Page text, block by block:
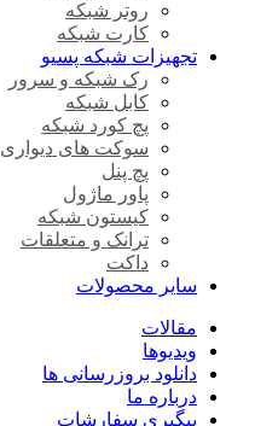
روتر شبکه
کارت شبکه
تجهیزات شبکه پسیو
رک شبکه و سرور
کابل شبکه
پچ کورد شبکه
سوکت های دیواری
پچ پنل
پاور ماژول
کیستون شبکه
ترانک و متعلقات
داکت
سایر محصولات
مقالات
ویدیوها
دانلود بروزرسانی ها
درباره ما
پیگیری سفارشات